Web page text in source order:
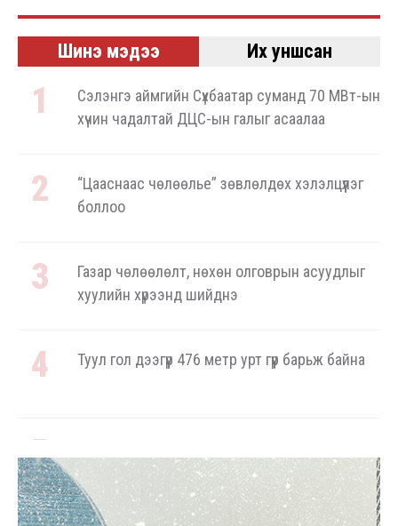
Шинэ мэдээ Их уншсан
Сэлэнгэ аймгийн Сүхбаатар суманд 70 МВт-ын
хүчин чадалтай ДЦС-ын галыг асаалаа
“Цааснаас чөлөөлье” зөвлөлдөх хэлэлцүүлэг
боллоо
Газар чөлөөлөлт, нөхөн олговрын асуудлыг
хуулийн хүрээнд шийднэ
Туул гол дээгүүр 476 метр урт гүүр барьж байна
байна